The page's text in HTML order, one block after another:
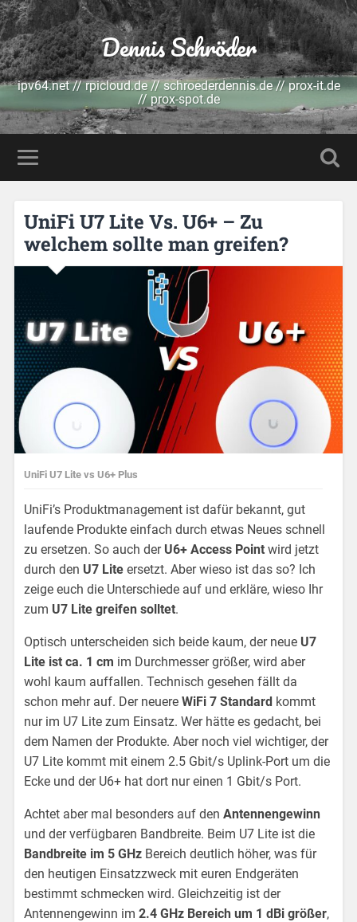
Dennis Schröder
ipv64.net // rpicloud.de // schroederdennis.de // prox-it.de
// prox-spot.de
UniFi U7 Lite Vs. U6+ – Zu
welchem sollte man greifen?
UniFi U7 Lite vs U6+ Plus
UniFi’s Produktmanagement ist dafür bekannt, gut
laufende Produkte einfach durch etwas Neues schnell
zu ersetzen. So auch der U6+ Access Point wird jetzt
durch den U7 Lite ersetzt. Aber wieso ist das so? Ich
zeige euch die Unterschiede auf und erkläre, wieso Ihr
zum U7 Lite greifen solltet.
Optisch unterscheiden sich beide kaum, der neue U7
Lite ist ca. 1 cm im Durchmesser größer, wird aber
wohl kaum auffallen. Technisch gesehen fällt da
schon mehr auf. Der neuereWiFi 7 Standard kommt
nur im U7 Lite zum Einsatz. Wer hätte es gedacht, bei
dem Namen der Produkte. Aber noch viel wichtiger, der
U7 Lite kommt mit einem 2.5 Gbit/s Uplink-Port um die
Ecke und der U6+ hat dort nur einen 1 Gbit/s Port.
Achtet aber mal besonders auf denAntennengewinn
und der verfügbaren Bandbreite. Beim U7 Lite ist die
Bandbreite im 5 GHz Bereich deutlich höher, was für
den heutigen Einsatzzweck mit euren Endgeräten
bestimmt schmecken wird. Gleichzeitig ist der
Antennengewinn im2.4 GHz Bereich um 1 dBi größer,